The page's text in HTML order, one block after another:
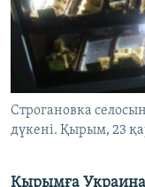
ЖАЗЫЛЫҢЫЗ
Басқа тілдерде
Строгановка
дүкені. Қырым, 23
Қырымға